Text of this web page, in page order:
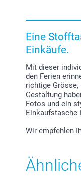
Eine
Einkäufe.
Mit dieser
den Ferien
richtige
Gestaltung
Fotos und ein
Einkaufstasche
Wir empfehlen